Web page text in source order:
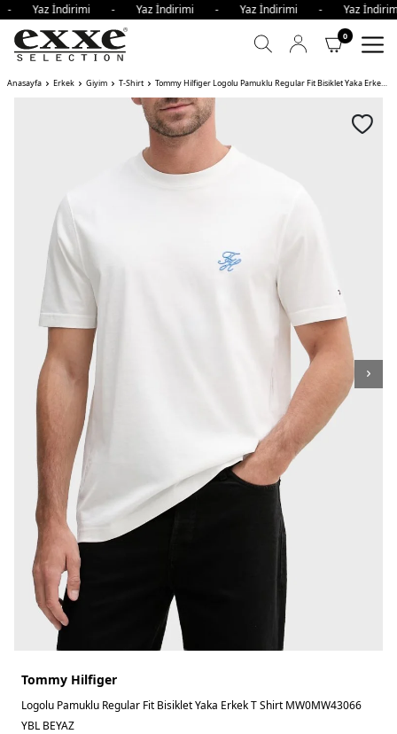
Yaz İndirimi - Yaz İndirimi - Yaz İndirimi - Yaz
0
Anasayfa Erkek Giyim T-Shirt Tommy Hilfiger Logolu Pamuklu Regular Fit Bisiklet Yaka Erkek T Shirt YBL
Tommy Hilfiger
Logolu Pamuklu Regular Fit Bisiklet Yaka Erkek T Shirt MW0MW43066
YBL BEYAZ